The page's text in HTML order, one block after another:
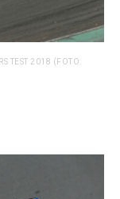
TEST 2018 (FOTO: